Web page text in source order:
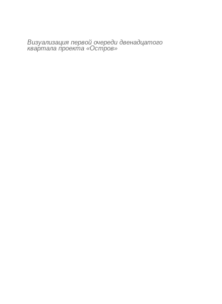
Визуализация первой очереди двенадцатого
квартала проекта «Остров»